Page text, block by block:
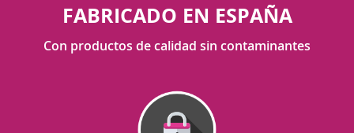
FABRICADO EN ESPAÑA
Con productos de calidad sin contaminantes